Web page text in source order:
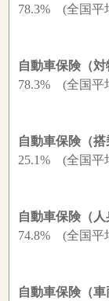
78.3% (全国平
自動車保険（
78.3% (全国平
自動車保険（
25.1% (全国平
自動車保険（
74.8% (全国平
自動車保険（